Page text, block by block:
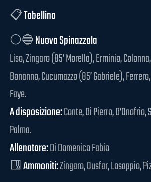
📋Tabellino
⚪🔵Nuova Spinazzola
Liso, Zingaro (85’ Morella), Erminio,
Bonanno, Cucumazzo (85’ Gabriele),
Faye.
A disposizione:Conte, Di Pierro,
Palma.
Allenatore:Di Domenico Fabio
🟨Ammoniti:Zingaro, Ousfar, Losappio,